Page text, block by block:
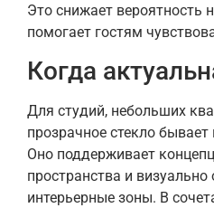
Это снижает вероятность
помогает гостям
Когда
Для студий, небольших
прозрачное стекло
Оно поддерживает
пространства и визуально
интерьерные зоны. В